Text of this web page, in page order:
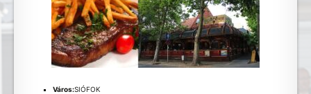
Város:SIÓFOK